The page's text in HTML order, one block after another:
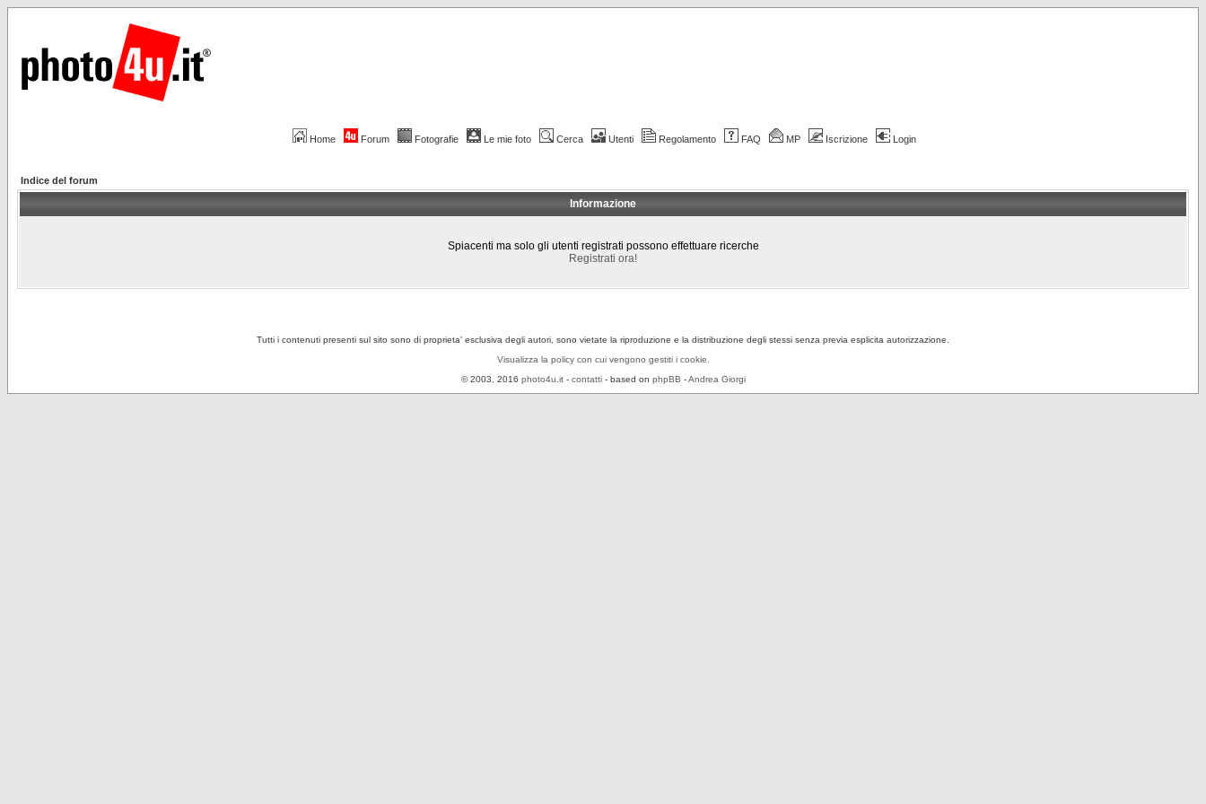
Home Forum Fotografie Le mie foto Cerca Utenti Regolamento FAQ MP Iscrizione Login
Indice del forum
Informazione
Spiacenti ma solo gli utenti registrati possono effettuare ricerche
Registrati ora!
Tutti i contenuti presenti sul sito sono di proprieta' esclusiva degli autori, sono vietate la riproduzione e la distribuzione degli stessi senza previa esplicita autorizzazione.
Visualizza la policy con cui vengono gestiti i cookie.
© 2003, 2016 photo4u.it- contatti- based on phpBB -Andrea Giorgi